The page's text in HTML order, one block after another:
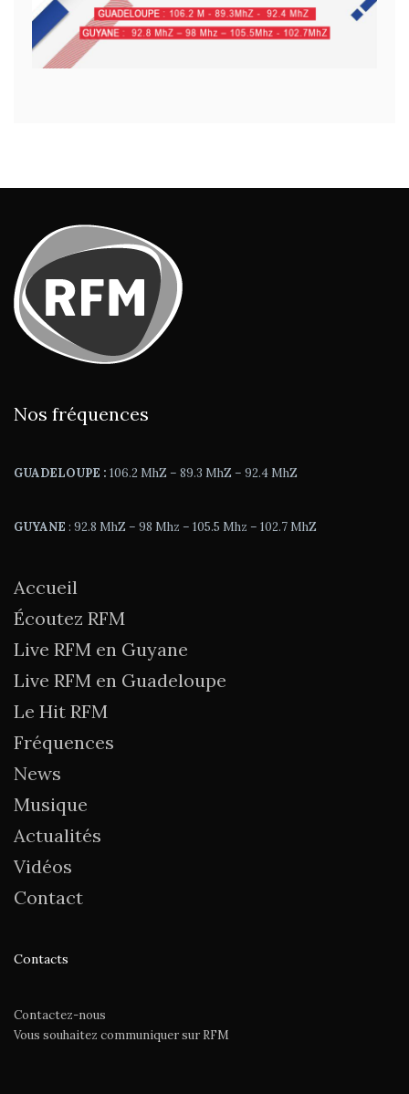
Nos fréquences
GUADELOUPE : 106.2 MhZ – 89.3 MhZ – 92.4 MhZ
GUYANE : 92.8 MhZ – 98 Mhz – 105.5 Mhz – 102.7 MhZ
Accueil
Écoutez RFM
Live RFM en Guyane
Live RFM en Guadeloupe
Le Hit RFM
Fréquences
News
Musique
Actualités
Vidéos
Contact
Contacts
Contactez-nous
Vous souhaitez communiquer sur RFM